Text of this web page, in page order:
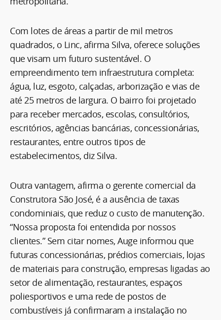
Com lotes de áreas a partir de mil metros
quadrados, o Linc, afirma Silva, oferece soluções
que visam um futuro sustentável. O
empreendimento tem infraestrutura completa:
água, luz, esgoto, calçadas, arborização e vias de
até 25 metros de largura. O bairro foi projetado
para receber mercados, escolas, consultórios,
escritórios, agências bancárias, concessionárias,
restaurantes, entre outros tipos de
estabelecimentos, diz Silva.
Outra vantagem, afirma o gerente comercial da
Construtora São José, é a ausência de taxas
condominiais, que reduz o custo de manutenção.
“Nossa proposta foi entendida por nossos
clientes.” Sem citar nomes, Auge informou que
futuras concessionárias, prédios comerciais, lojas
de materiais para construção, empresas ligadas ao
setor de alimentação, restaurantes, espaços
poliesportivos e uma rede de postos de
combustíveis já confirmaram a instalação no